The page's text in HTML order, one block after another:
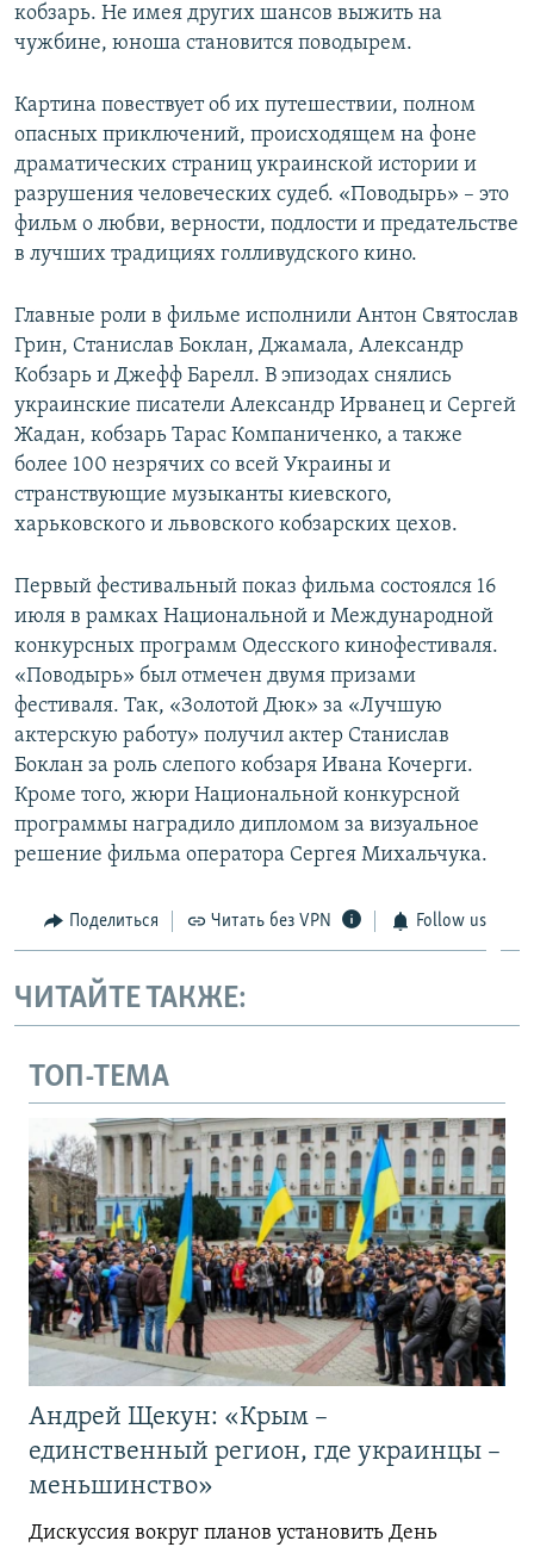
кобзарь. Не имея других шансов выжить на
чужбине, юноша становится поводырем.
Картина повествует об их путешествии, полном
опасных приключений, происходящем на фоне
драматических страниц украинской истории и
разрушения человеческих судеб. «Поводырь» – это
фильм о любви, верности, подлости и предательстве
в лучших традициях голливудского кино.
Главные роли в фильме исполнили Антон Святослав
Грин, Станислав Боклан, Джамала, Александр
Кобзарь и Джефф Барелл. В эпизодах снялись
украинские писатели Александр Ирванец и Сергей
Жадан, кобзарь Тарас Компаниченко, а также
более 100 незрячих со всей Украины и
странствующие музыканты киевского,
харьковского и львовского кобзарских цехов.
Первый фестивальный показ фильма состоялся 16
июля в рамках Национальной и Международной
конкурсных программ Одесского кинофестиваля.
«Поводырь» был отмечен двумя призами
фестиваля. Так, «Золотой Дюк» за «Лучшую
актерскую работу» получил актер Станислав
Боклан за роль слепого кобзаря Ивана Кочерги.
Кроме того, жюри Национальной конкурсной
программы наградило дипломом за визуальное
решение фильма оператора Сергея Михальчука.
Поделиться Читать без VPN Follow us
ЧИТАЙТЕ ТАКЖЕ:
ТОП-ТЕМА
Андрей Щекун: «Крым –
единственный регион, где украинцы –
меньшинство»
Дискуссия вокруг планов установить День